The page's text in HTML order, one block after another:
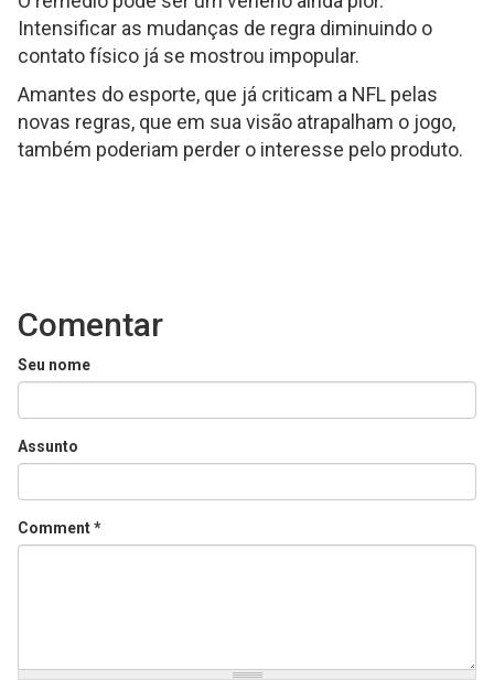
Intensificar as mudanças de regra diminuindo o
contato físico já se mostrou impopular.
Amantes do esporte, que já criticam a NFL pelas
novas regras, que em sua visão atrapalham o jogo,
também poderiam perder o interesse pelo produto.
Comentar
Seu nome
Assunto
Comment*